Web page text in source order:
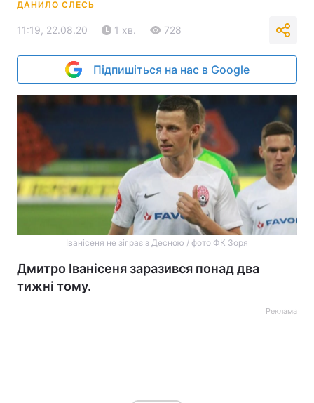
ДАНИЛО СЛЕСЬ
11:19, 22.08.20 1 хв. 728
Підпишіться на нас в Google
Іванісеня не зіграє з Десною / фото ФК Зоря
Дмитро Іванісеня заразився понад два
тижні тому.
Реклама